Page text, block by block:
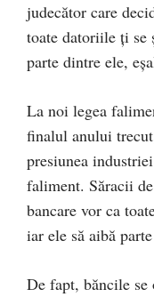
judecător care
toate datoriile ți se
parte dintre ele,
La noi legea
finalul anului
presiunea
faliment. Săracii
bancare vor ca
iar ele să aibă
De fapt, băncile